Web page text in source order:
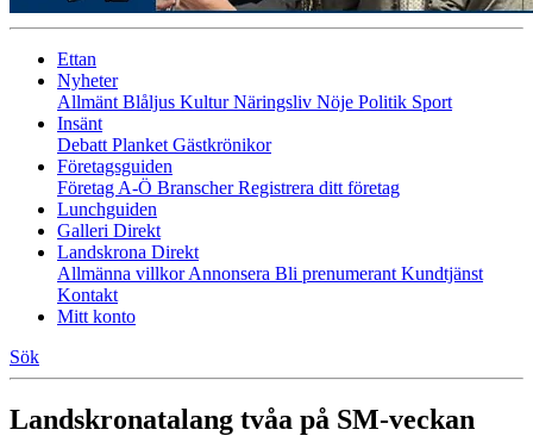
Ettan
Nyheter
Allmänt Blåljus KulturNäringsliv Nöje Politik Sport
Insänt
Debatt Planket Gästkrönikor
Företagsguiden
Företag A-Ö BranscherRegistrera ditt företag
Lunchguiden
Galleri Direkt
Landskrona Direkt
Allmänna villkorAnnonsera Bli prenumerant Kundtjänst
Kontakt
Mitt konto
Sök
Landskronatalang tvåa på SM-veckan